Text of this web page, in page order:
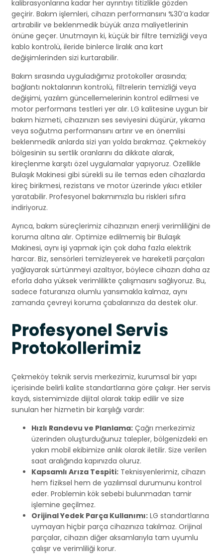
kalibrasyonlarına kadar her ayrıntıyı titizlikle gözden
geçirir. Bakım işlemleri, cihazın performansını %30’a kadar
artırabilir ve beklenmedik büyük arıza maliyetlerinin
önüne geçer. Unutmayın ki, küçük bir filtre temizliği veya
kablo kontrolü, ileride binlerce liralık ana kart
değişimlerinden sizi kurtarabilir.
Bakım sırasında uyguladığımız protokoller arasında;
bağlantı noktalarının kontrolü, filtrelerin temizliği veya
değişimi, yazılım güncellemelerinin kontrol edilmesi ve
motor performans testleri yer alır. LG kalitesine uygun bir
bakım hizmeti, cihazınızın ses seviyesini düşürür, yıkama
veya soğutma performansını artırır ve en önemlisi
beklenmedik anlarda sizi yarı yolda bırakmaz. Çekmeköy
bölgesinin su sertlik oranlarını da dikkate alarak,
kireçlenme karşıtı özel uygulamalar yapıyoruz. Özellikle
Bulaşık Makinesi gibi sürekli su ile temas eden cihazlarda
kireç birikmesi, rezistans ve motor üzerinde yıkıcı etkiler
yaratabilir. Profesyonel bakımımızla bu riskleri sıfıra
indiriyoruz.
Ayrıca, bakım süreçlerimiz cihazınızın enerji verimliliğini de
koruma altına alır. Optimize edilmemiş bir Bulaşık
Makinesi, aynı işi yapmak için çok daha fazla elektrik
harcar. Biz, sensörleri temizleyerek ve hareketli parçaları
yağlayarak sürtünmeyi azaltıyor, böylece cihazın daha az
eforla daha yüksek verimlilikte çalışmasını sağlıyoruz. Bu,
sadece faturanıza olumlu yansımakla kalmaz, aynı
zamanda çevreyi koruma çabalarınıza da destek olur.
Profesyonel Servis
Protokollerimiz
Çekmeköy teknik servis merkezimiz, kurumsal bir yapı
içerisinde belirli kalite standartlarına göre çalışır. Her servis
kaydı, sistemimizde dijital olarak takip edilir ve size
sunulan her hizmetin bir karşılığı vardır:
Hızlı Randevu ve Planlama: Çağrı merkezimiz
üzerinden oluşturduğunuz talepler, bölgenizdeki en
yakın mobil ekibimize anlık olarak iletilir. Size verilen
saat aralığında kapınızda oluruz.
Kapsamlı Arıza Tespiti: Teknisyenlerimiz, cihazın
hem fiziksel hem de yazılımsal durumunu kontrol
eder. Problemin kök sebebi bulunmadan tamir
işlemine geçilmez.
Orijinal Yedek Parça Kullanımı: LG standartlarına
uymayan hiçbir parça cihazınıza takılmaz. Orijinal
parçalar, cihazın diğer aksamlarıyla tam uyumlu
çalışır ve verimliliği korur.